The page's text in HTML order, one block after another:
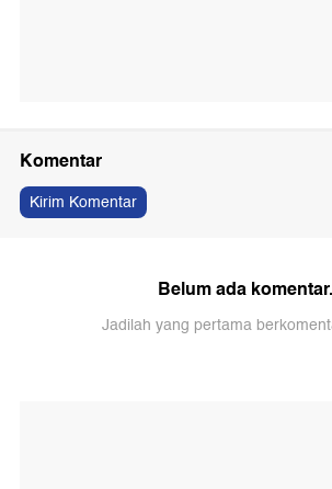
Komentar
Kirim Komentar
Belum ada komentar.
Jadilah yang pertama